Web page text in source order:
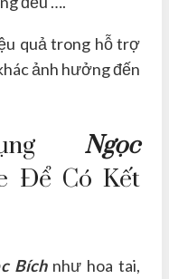
quả trong hỗ trợ
ảnh hưởng đến
Ngọc
Để Có Kết
Bíchnhư hoa tai,